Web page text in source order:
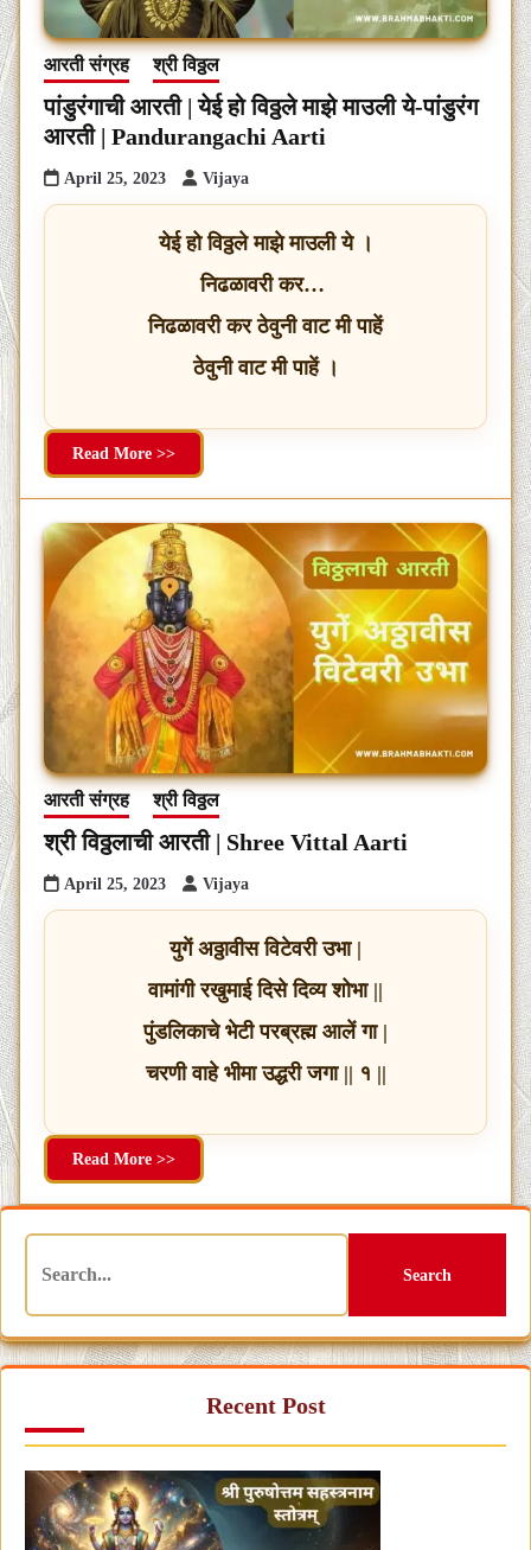
आरती संग्रह श्री विठ्ठल
पांडुरंगाची आरती | येई हो विठ्ठले माझे माउली ये-पांडुरंग
आरती | Pandurangachi Aarti
April 25, 2023 Vijaya
येई हो विठ्ठले माझे माउली ये ।
निढळावरी कर…
निढळावरी कर ठेवुनी वाट मी पाहें
ठेवुनी वाट मी पाहें ।
Read More >>
आरती संग्रह श्री विठ्ठल
श्री विठ्ठलाची आरती | Shree Vittal Aarti
April 25, 2023 Vijaya
युगें अठ्ठावीस विटेवरी उभा |
वामांगी रखुमाई दिसे दिव्य शोभा ||
पुंडलिकाचे भेटी परब्रह्म आलें गा |
चरणी वाहे भीमा उद्धरी जगा || १ ||
Read More >>
Search
Recent Post